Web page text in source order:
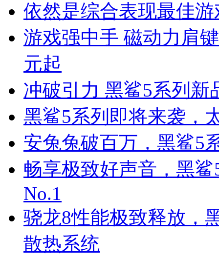
依然是综合表现最佳
游戏强中手 磁动力肩
元起
冲破引力 黑鲨5系列新
黑鲨5系列即将来袭，
安兔兔破百万，黑鲨5
畅享极致好声音，黑
No.1
骁龙8性能极致释放，
散热系统